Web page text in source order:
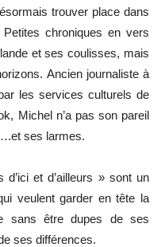
trouver place dans
chroniques en vers
et ses coulisses, mais
Ancien journaliste à
les services culturels de
Michel n’a pas son pareil
ses larmes.
et d’ailleurs » sont un
veulent garder en tête la
sans être dupes de ses
ses différences.